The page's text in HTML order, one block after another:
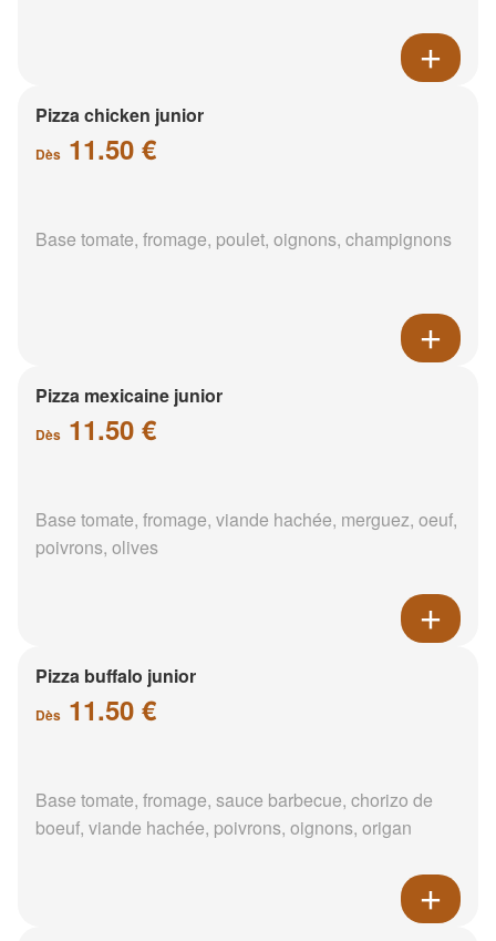
Pizza chicken junior
Dès 11.50 €
Base tomate, fromage, poulet, oignons, champignons
Pizza mexicaine junior
Dès 11.50 €
Base tomate, fromage, viande hachée, merguez, oeuf,
poivrons, olives
Pizza buffalo junior
Dès 11.50 €
Base tomate, fromage, sauce barbecue, chorizo de
boeuf, viande hachée, poivrons, oignons, origan